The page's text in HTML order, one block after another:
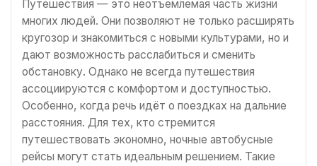
Путешествия — это неотъемлемая часть жизни
многих людей. Они позволяют не только расширять
кругозор и знакомиться с новыми культурами, но и
дают возможность расслабиться и сменить
обстановку. Однако не всегда путешествия
ассоциируются с комфортом и доступностью.
Особенно, когда речь идёт о поездках на дальние
расстояния. Для тех, кто стремится
путешествовать экономно, ночные автобусные
рейсы могут стать идеальным решением. Такие